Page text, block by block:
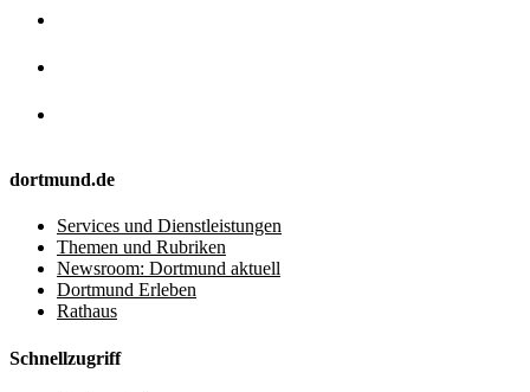
dortmund.de
Services und Dienstleistungen
Themen und Rubriken
Newsroom: Dortmund aktuell
Dortmund Erleben
Rathaus
Schnellzugriff